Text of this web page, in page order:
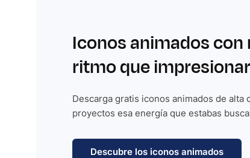
Iconos animados
ritmo que
Descarga gratis iconos animados de alta
proyectos esa energía que estabas
Descubre los iconos animados